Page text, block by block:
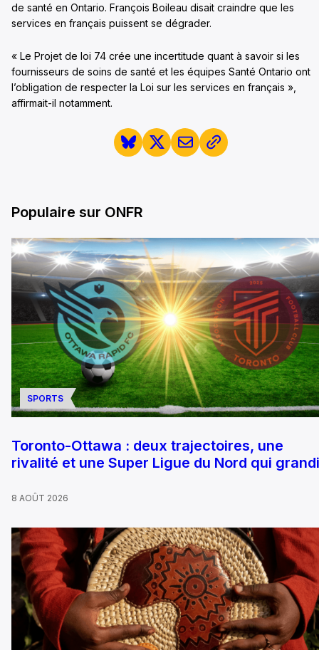
de santé en Ontario. François Boileau disait craindre que les
services en français puissent se dégrader.
« Le Projet de loi 74 crée une incertitude quant à savoir si les
fournisseurs de soins de santé et les équipes Santé Ontario ont
l’obligation de respecter la Loi sur les services en français »,
affirmait-il notamment.
Populaire sur ONFR
SPORTS
Toronto-Ottawa : deux trajectoires, une
rivalité et une Super Ligue du Nord qui
8 AOÛT 2026